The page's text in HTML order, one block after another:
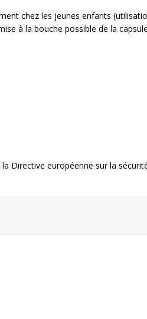
chez les jeunes enfants
à la bouche possible de la
Directive européenne sur la